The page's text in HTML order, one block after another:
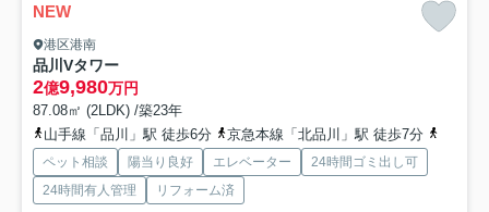
NEW
港区港南
品川Vタワー
2億9,980万円
87.08㎡ (2LDK) /築23年
山手線「品川」駅 徒歩6分
京急本線「北品川」駅 徒歩7分
ペット相談 陽当り良好 エレベーター
24時間ゴミ出し可
24時間有人管理
リフォーム済